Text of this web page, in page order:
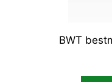
BWT